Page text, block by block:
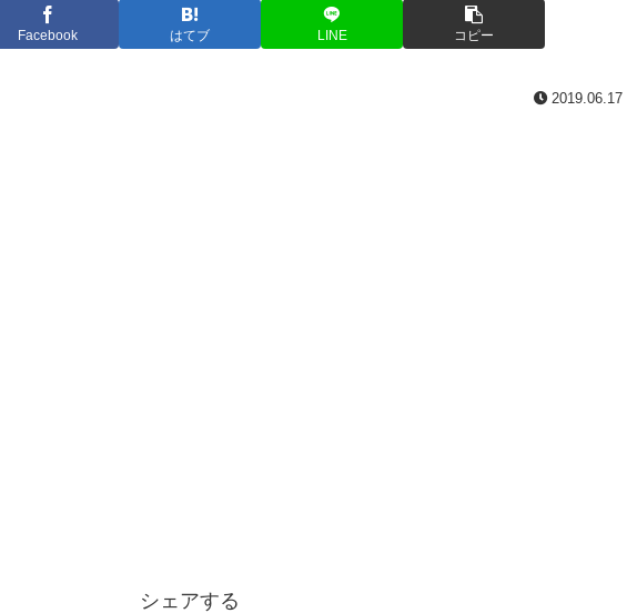
Facebook はてブ LINE コピー
2019.06.17
シェアする